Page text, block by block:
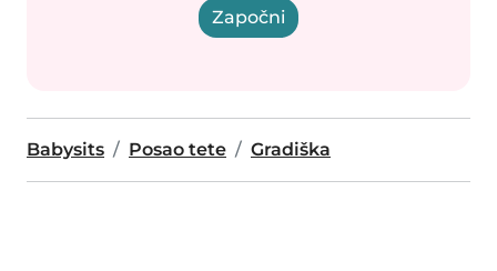
Započni
Babysits Posao tete Gradiška